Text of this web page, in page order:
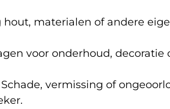
materialen of andere
voor onderhoud, decoratie
vermissing of